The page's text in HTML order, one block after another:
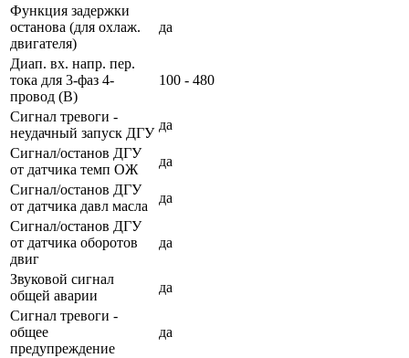
Функция задержки
останова (для охлаж.
двигателя)
да
Диап. вх. напр. пер.
тока для 3-фаз 4-
провод (В)
100 - 480
Сигнал тревоги -
неудачный запуск ДГУ
да
Сигнал/останов ДГУ
от датчика темп ОЖ
да
Сигнал/останов ДГУ
от датчика давл масла
да
Сигнал/останов ДГУ
от датчика оборотов
двиг
да
Звуковой сигнал
общей аварии
да
Сигнал тревоги -
общее
предупреждение
да